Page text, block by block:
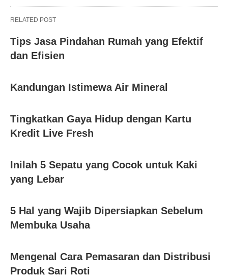
RELATED POST
Tips Jasa Pindahan Rumah yang Efektif
dan Efisien
Kandungan Istimewa Air Mineral
Tingkatkan Gaya Hidup dengan Kartu
Kredit Live Fresh
Inilah 5 Sepatu yang Cocok untuk Kaki
yang Lebar
5 Hal yang Wajib Dipersiapkan Sebelum
Membuka Usaha
Mengenal Cara Pemasaran dan Distribusi
Produk Sari Roti